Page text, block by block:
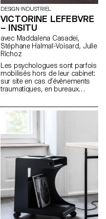
DESIGN INDUSTRIEL
VICTORINE LEFEBVRE
– INSITU
avec Maddalena Casadei,
Stéphane Halmaï-Voisard, Julie
Richoz
Les psychologues sont parfois
mobilisés hors de leur cabinet:
sur site en cas d’évènements
traumatiques, en bureaux
temporairement transformés
en espaces d’écoute. De leur
cadre professionnel, où tout a
été minutieusement choisi, ils
se retrouvent dans un lieu
imposé par le contexte. Ayant
moi-même été confrontée à
cette situation, j’ai constaté que
l’environnement provisoire
devenait un obstacle à la
parole. InSitu est un dispositif
composé d’un paravent et
d’une lampe, visant à créer
l’ambiance adaptée pour un
dialogue serein. Cet ensemble